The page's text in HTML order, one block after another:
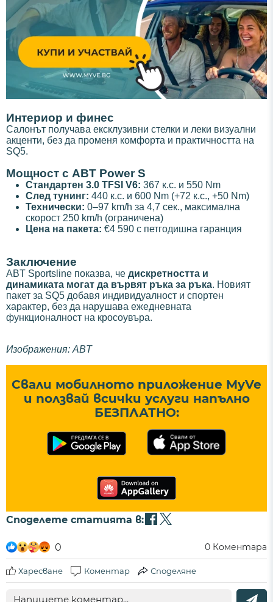
Интериор и финес
Салонът получава ексклузивни стелки и леки визуални
акценти, без да променя комфорта и практичността на
SQ5.
Мощност с ABT Power S
Стандартен 3.0 TFSI V6: 367 к.с. и 550 Nm
След тунинг: 440 к.с. и 600 Nm (+72 к.с., +50 Nm)
Технически: 0–97 km/h за 4,7 сек., максимална
скорост 250 km/h (ограничена)
Цена на пакета: €4 590 с петгодишна гаранция
Заключение
ABT Sportsline показва, че дискретността и
динамиката могат да вървят ръка за ръка. Новият
пакет за SQ5 добавя индивидуалност и спортен
характер, без да нарушава ежедневната
функционалност на кросоувъра.
Изображения: ABT
Свали мобилното приложение MyVe
и ползвай всички услуги напълно
БЕЗПЛАТНО:
Споделете статията в:
0 0 Коментара
Харесване Коментар Споделяне